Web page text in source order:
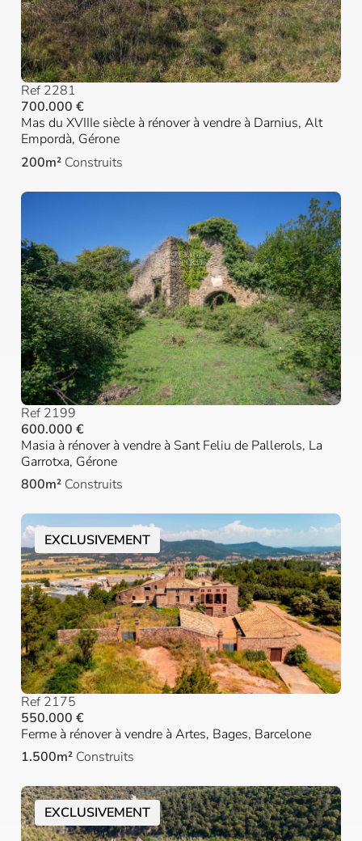
Ref 2281
700.000 €
Mas du XVIIIe siècle à rénover à vendre à Darnius, Alt
Empordà, Gérone
200m² Construits
Ref 2199
600.000 €
Masia à rénover à vendre à Sant Feliu de Pallerols, La
Garrotxa, Gérone
800m² Construits
EXCLUSIVEMENT
Ref 2175
550.000 €
Ferme à rénover à vendre à Artes, Bages, Barcelone
1.500m² Construits
EXCLUSIVEMENT